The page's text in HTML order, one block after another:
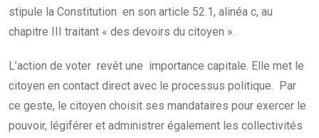
stipule la Constitution en son article 52.1, alinéa c, au
chapitre III traitant « des devoirs du citoyen ».
L’action de voter revêt une importance capitale. Elle met le
citoyen en contact direct avec le processus politique. Par
ce geste, le citoyen choisit ses mandataires pour exercer le
pouvoir, légiférer et administrer également les collectivités